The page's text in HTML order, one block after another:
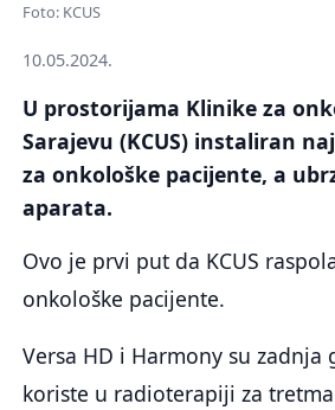
Foto: KCUS
10.05.2024.
U prostorijama Klinike za
Sarajevu (KCUS) instaliran
za onkološke pacijente, a
aparata.
Ovo je prvi put da KCUS
onkološke pacijente.
Versa HD i Harmony su
koriste u radioterapiji za